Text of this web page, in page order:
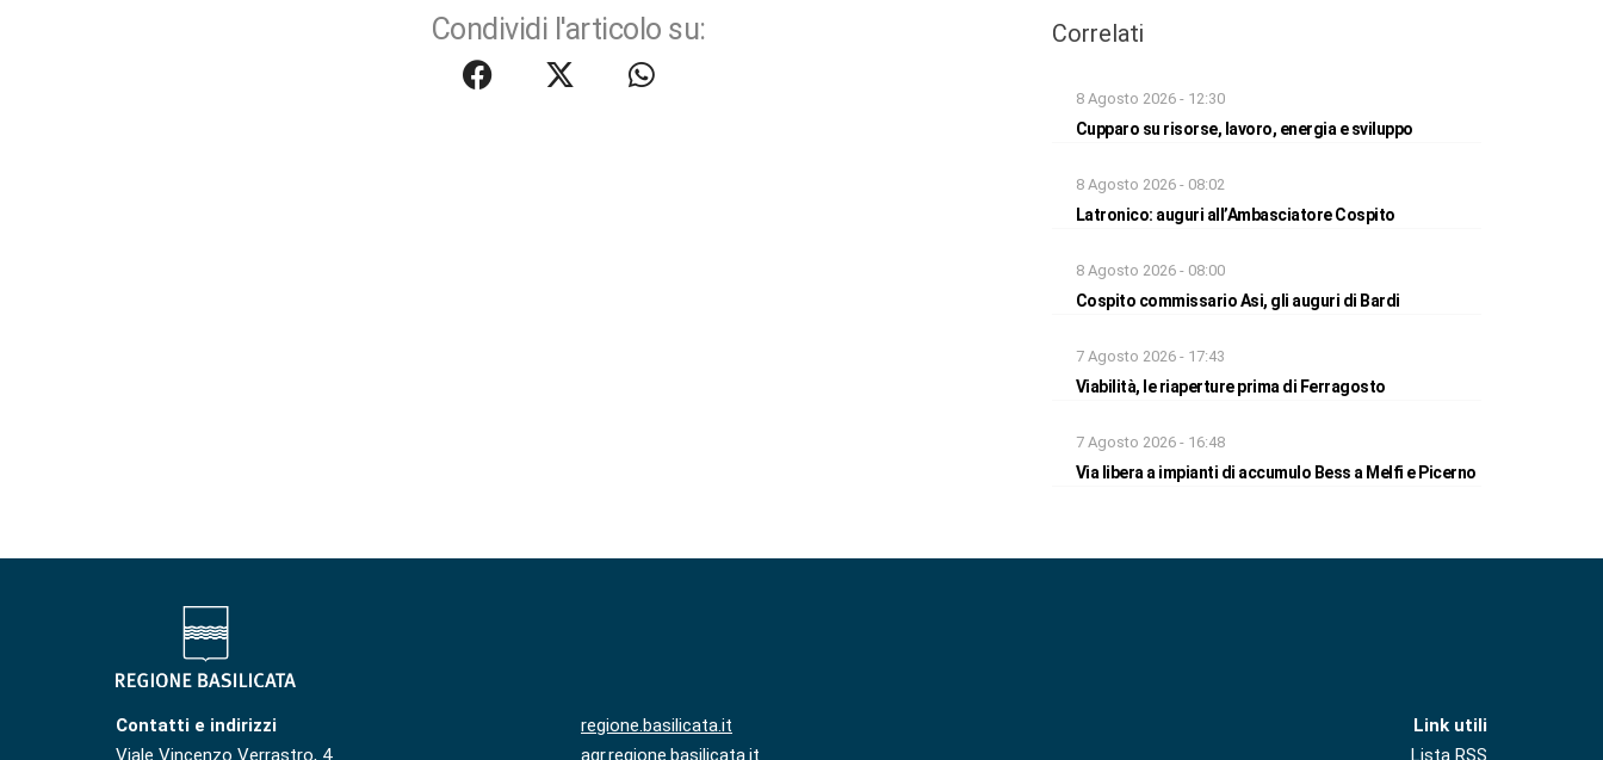
Condividi l'articolo su: Correlati
8 Agosto 2026 - 12:30
Cupparo su risorse, lavoro, energia e sviluppo
8 Agosto 2026 - 08:02
Latronico: auguri all’Ambasciatore Cospito
8 Agosto 2026 - 08:00
Cospito commissario Asi, gli auguri di Bardi
7 Agosto 2026 - 17:43
Viabilità, le riaperture prima di Ferragosto
7 Agosto 2026 - 16:48
Via libera a impianti di accumulo Bess a Melfi e Picerno
Contatti e indirizzi
Viale Vincenzo Verrastro, 4
regione.basilicata.it
agr.regione.basilicata.it
Link utili
Lista RSS